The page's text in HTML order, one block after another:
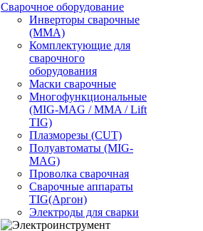
Сварочное оборудование
Инверторы сварочные
(ММА)
Комплектующие для
сварочного
оборудования
Маски сварочные
Многофункциональные
(MIG-MAG / MMA / Lift
TIG)
Плазморезы (CUT)
Полуавтоматы (МIG-
MAG)
Проволка сварочная
Сварочные аппараты
TIG(Аргон)
Электроды для сварки